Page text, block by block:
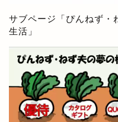
サブページ「ぴんねず・
生活 」